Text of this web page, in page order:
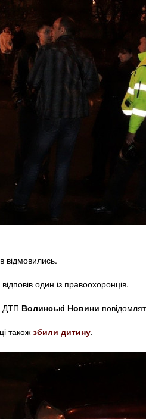
відмовились.
один із правоохоронців.
ДТП Волинські Новини
також збили дитину.